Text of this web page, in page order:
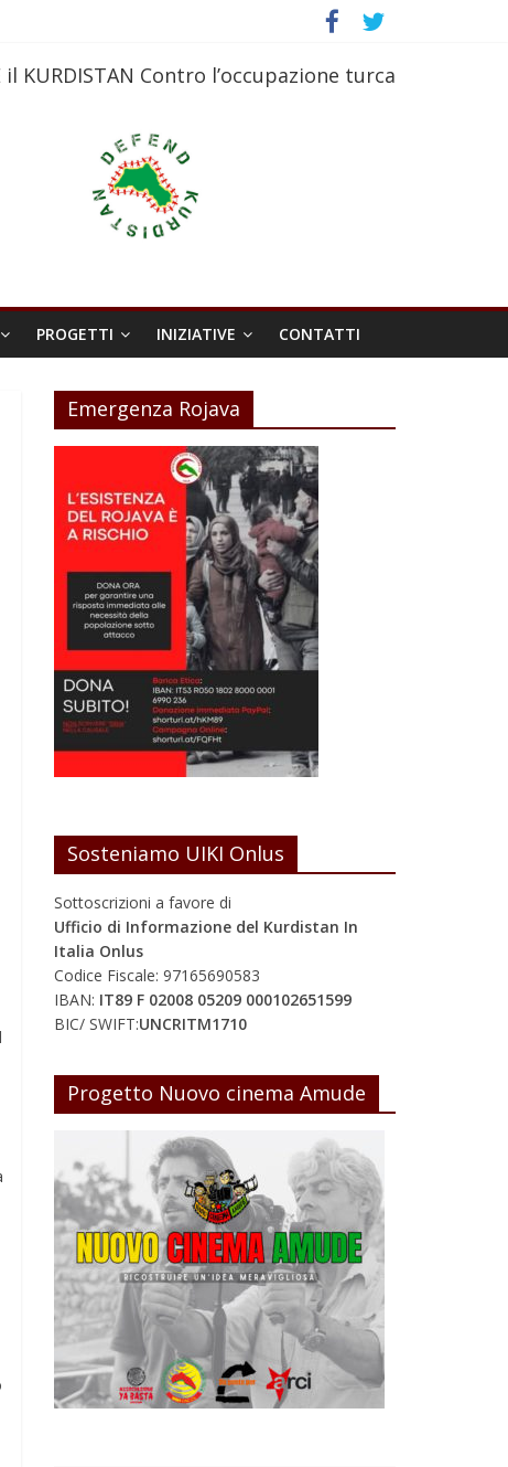
il KURDISTAN Contro l’occupazione turca
PROGETTI INIZIATIVE CONTATTI
Emergenza Rojava
Sosteniamo UIKI Onlus
Sottoscrizioni a favore di
Ufficio di Informazione del Kurdistan In
Italia Onlus
Codice Fiscale: 97165690583
IBAN: IT89 F 02008 05209 000102651599
BIC/ SWIFT:UNCRITM1710
Progetto Nuovo cinema Amude